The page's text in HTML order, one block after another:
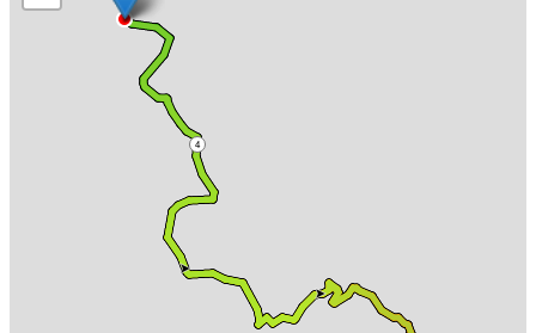
4